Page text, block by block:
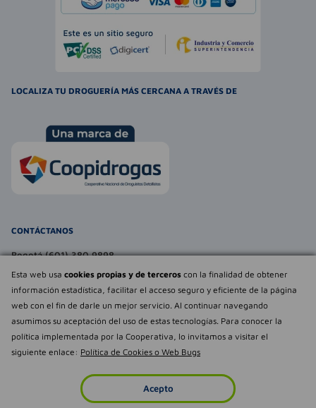
Esta web usa cookies propias y de terceros con la finalidad de obtener
información estadística, facilitar el acceso seguro y eficiente de la página
web con el fin de darle un mejor servicio. Al continuar navegando
asumimos su aceptación del uso de estas tecnologías. Para conocer la
política implementada por la Cooperativa, lo invitamos a visitar el
siguiente enlace: Política de Cookies o Web Bugs
Acepto
Imperdibles Favoritos
Déjanos tu
opinión
LOCALIZA TU DROGUERÍA MÁS CERCANA A TRAVÉS DE
CONTÁCTANOS
Bogotá (601) 380 9898
atencionalcliente@farmaexpress.com
TE PUEDE INTERESAR
NOSOTROS
Empowered by
Todos los derechos reservados Farmaexpress 2025